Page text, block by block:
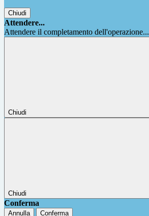
Chiudi
Attendere...
Attendere il completamento dell'operazione...
Chiudi
Chiudi
Conferma
Annulla Conferma